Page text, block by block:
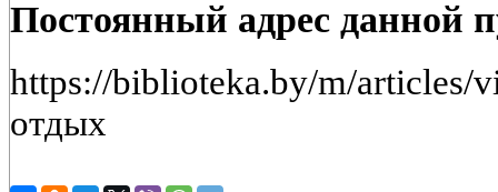
Постоянный адрес данной
https://biblioteka.by/m/articles/
отдых